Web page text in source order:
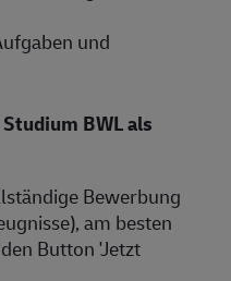
und
BWL als
Bewerbung
am besten
Button 'Jetzt